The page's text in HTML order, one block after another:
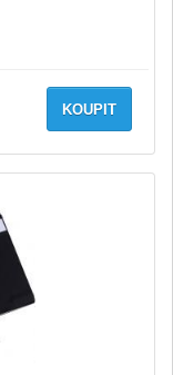
KOUPIT